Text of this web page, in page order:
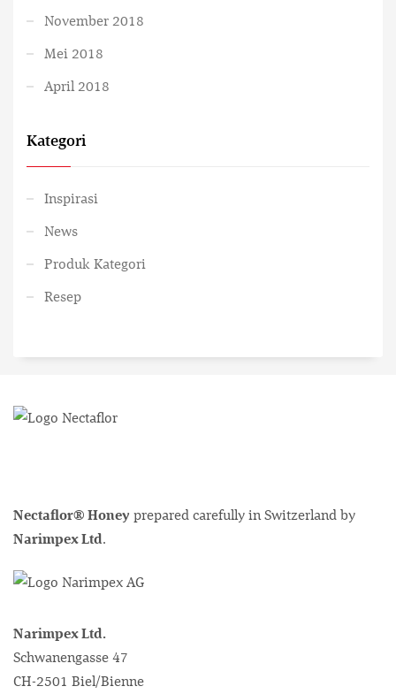
November 2018
Mei 2018
April 2018
Kategori
Inspirasi
News
Produk Kategori
Resep
Nectaflor® Honey prepared carefully in Switzerland by
Narimpex Ltd.
Narimpex Ltd.
Schwanengasse 47
CH-2501 Biel/Bienne